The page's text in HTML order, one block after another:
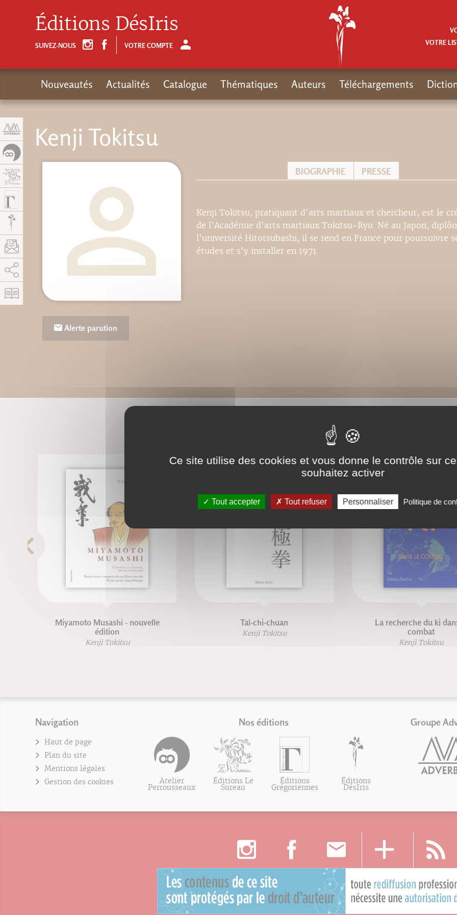
Kenji Tokitsu
Alerte parution
BIOGRAPHIE PRESSE
Kenji Tokitsu, pratiquant d'arts martiaux et chercheur, est le
de l'Académie d'arts martiaux Tokitsu-Ryu. Né au Japon,
l'université Hitotsubashi, il se rend en France pour poursuivre
études et s'y installer en 1971.
BIBLIOGRAPHIE
Miyamoto Musashi - nouvelle
édition
Kenji Tokitsu
Taï-chi-chuan
Kenji Tokitsu
La recherche du ki
combat
Kenji Tokitsu
Navigation
Haut de page
Plan du site
Mentions légales
Gestion des cookies
Nos éditions
Atelier
Perrousseaux
Éditions Le
Sureau
Éditions
Grégoriennes
Éditions
DésIris
Groupe
Éditions DésIris
SUIVEZ-NOUS VOTRE COMPTE
VOTRE
Nouveautés Actualités Catalogue Thématiques Auteurs Téléchargements
AddThis est désactivé. Autoriser
Ce site utilise des cookies et vous donne le contrôle sur
souhaitez activer
Tout accepter Tout refuser Personnaliser Politique de